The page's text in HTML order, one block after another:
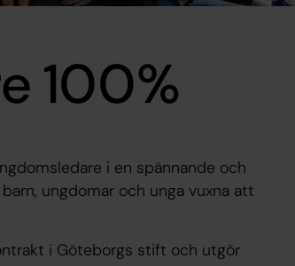
100%
i en spännande och
ungdomar och unga vuxna att
i Göteborgs stift och utgör